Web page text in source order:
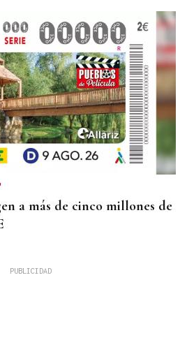
a más de cinco millones de